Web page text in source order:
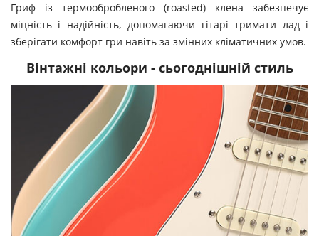
Гриф із термообробленого (roasted) клена забезпечує
міцність і надійність, допомагаючи гітарі тримати лад і
зберігати комфорт гри навіть за змінних кліматичних умов.
Вінтажні кольори - сьогоднішній стиль